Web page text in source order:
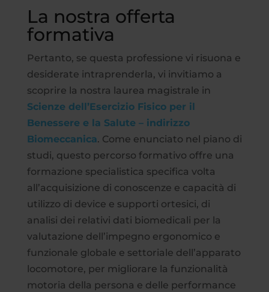
La nostra offerta
formativa
Pertanto, se questa professione vi risuona e
desiderate intraprenderla, vi invitiamo a
scoprire la nostra laurea magistrale in
Scienze dell’Esercizio Fisico per il
Benessere e la Salute – indirizzo
Biomeccanica. Come enunciato nel piano di
studi, questo percorso formativo offre una
formazione specialistica specifica volta
all’acquisizione di conoscenze e capacità di
utilizzo di device e supporti ortesici, di
analisi dei relativi dati biomedicali per la
valutazione dell’impegno ergonomico e
funzionale globale e settoriale dell’apparato
locomotore, per migliorare la funzionalità
motoria della persona e delle performance